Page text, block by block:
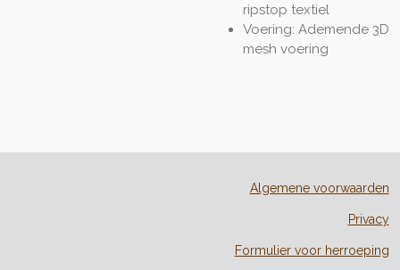
ripstop textiel
Voering: Ademende 3D
mesh voering
Algemene voorwaarden
Privacy
Formulier voor herroeping